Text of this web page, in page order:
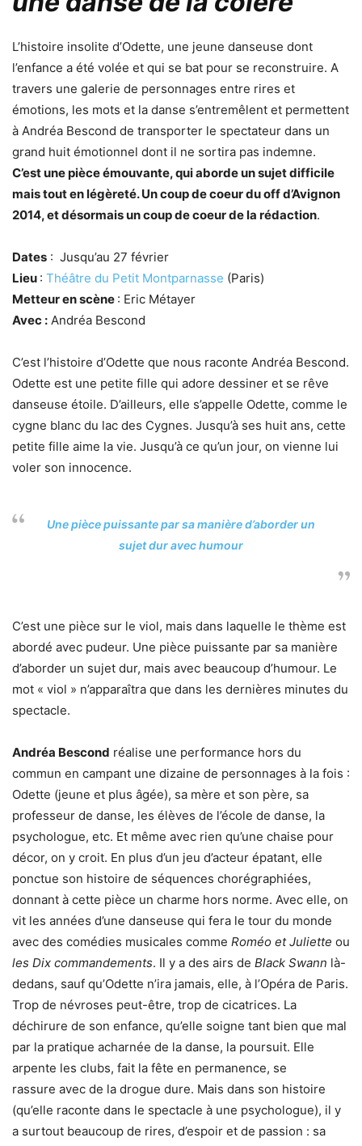
L’histoire insolite d’Odette, une jeune danseuse dont
l’enfance a été volée et qui se bat pour se reconstruire. A
travers une galerie de personnages entre rires et
émotions, les mots et la danse s’entremêlent et permettent
à Andréa Bescond de transporter le spectateur dans un
grand huit émotionnel dont il ne sortira pas indemne.
C’est une pièce émouvante, qui aborde un sujet difficile
mais tout en légèreté. Un coup de coeur du off d’Avignon
2014, et désormais un coup de coeur de la rédaction.
Dates : Jusqu’au 27 février
Lieu : Théâtre du Petit Montparnasse (Paris)
Metteur en scène : Eric Métayer
Avec : Andréa Bescond
C’est l’histoire d’Odette que nous raconte Andréa Bescond.
Odette est une petite fille qui adore dessiner et se rêve
danseuse étoile. D’ailleurs, elle s’appelle Odette, comme le
cygne blanc du lac des Cygnes. Jusqu’à ses huit ans, cette
petite fille aime la vie. Jusqu’à ce qu’un jour, on vienne lui
voler son innocence.
Une pièce puissante par sa manière d’aborder un
sujet dur avec humour
C’est une pièce sur le viol, mais dans laquelle le thème est
abordé avec pudeur. Une pièce puissante par sa manière
d’aborder un sujet dur, mais avec beaucoup d’humour. Le
mot « viol » n’apparaîtra que dans les dernières minutes du
spectacle.
Andréa Bescond réalise une performance hors du
commun en campant une dizaine de personnages à la fois :
Odette (jeune et plus âgée), sa mère et son père, sa
professeur de danse, les élèves de l’école de danse, la
psychologue, etc. Et même avec rien qu’une chaise pour
décor, on y croit. En plus d’un jeu d’acteur épatant, elle
ponctue son histoire de séquences chorégraphiées,
donnant à cette pièce un charme hors norme. Avec elle, on
vit les années d’une danseuse qui fera le tour du monde
avec des comédies musicales comme Roméo et Juliette ou
les Dix commandements. Il y a des airs de Black Swann là-
dedans, sauf qu’Odette n’ira jamais, elle, à l’Opéra de Paris.
Trop de névroses peut-être, trop de cicatrices. La
déchirure de son enfance, qu’elle soigne tant bien que mal
par la pratique acharnée de la danse, la poursuit. Elle
arpente les clubs, fait la fête en permanence, se
rassure avec de la drogue dure. Mais dans son histoire
(qu’elle raconte dans le spectacle à une psychologue), il y
a surtout beaucoup de rires, d’espoir et de passion : sa